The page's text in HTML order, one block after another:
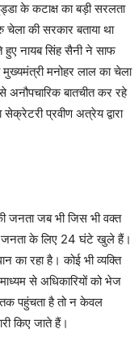
के कटाक्ष का बड़ी सरलता
की सरकार बताया था
हुए नायब सिंह सैनी ने साफ
मनोहर लाल का चेला
बातचीत कर रहे
प्रवीण अत्रेय द्वारा
जनता जब भी जिस भी वक्त
जनता के लिए 24 घंटे खुले हैं।
का रहा है। कोई भी व्यक्ति
से अधिकारियों को भेज
पहुंचता है तो न केवल
किए जाते हैं।